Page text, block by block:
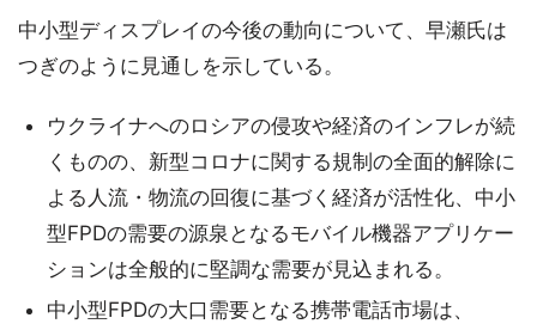
中小型ディスプレイの今後の動向について、早瀬氏は
つぎのように見通しを示している。
ウクライナへのロシアの侵攻や経済のインフレが続
くものの、新型コロナに関する規制の全面的解除に
よる人流・物流の回復に基づく経済が活性化、中小
型FPDの需要の源泉となるモバイル機器アプリケー
ションは全般的に堅調な需要が見込まれる。
中小型FPDの大口需要となる携帯電話市場は、